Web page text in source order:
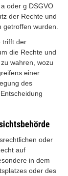
oder g DSGVO
der Rechte und
wurden.
trifft der
die Rechte und
wahren, wozu
einer
des
oder
auf
in dem
oder des